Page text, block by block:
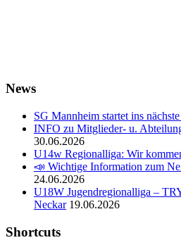
News
SG Mannheim startet ins
INFO zu Mitglieder- u.
30.06.2026
U14w Regionalliga: Wir
📣 Wichtige Information zum
24.06.2026
U18W Jugendregionalliga –
Neckar 19.06.2026
Shortcuts